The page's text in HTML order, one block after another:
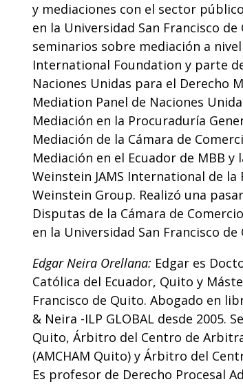
y mediaciones con el sector
en la Universidad San Francisco
seminarios sobre mediación a
International Foundation y parte
Naciones Unidas para el Derecho
Mediation Panel de Naciones
Mediación en la Procuraduría
Mediación de la Cámara de
Mediación en el Ecuador de MBB y
Weinstein JAMS International de
Weinstein Group. Realizó una
Disputas de la Cámara de
en la Universidad San Francisco
Edgar Neira Orellana: Edgar es
Católica del Ecuador, Quito y
Francisco de Quito. Abogado en
& Neira -ILP GLOBAL desde 2005.
Quito, Árbitro del Centro de
(AMCHAM Quito) y Árbitro del
Es profesor de Derecho Procesal